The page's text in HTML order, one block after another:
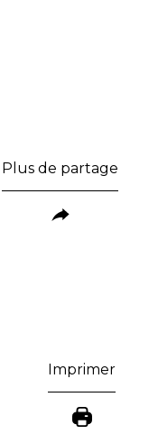
Plus de partage
Imprimer